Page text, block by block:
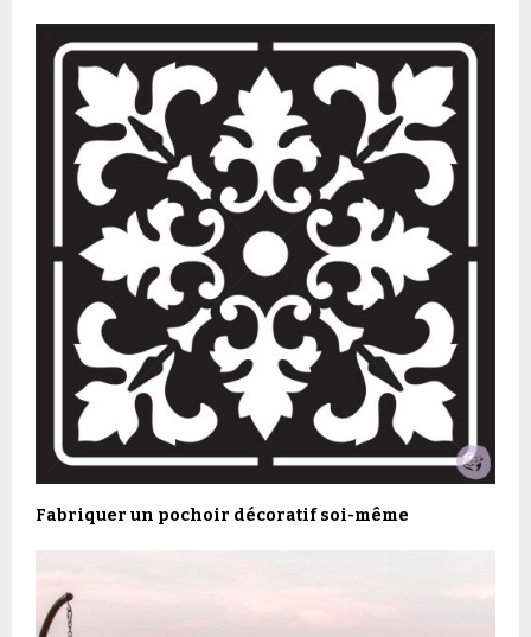
Fabriquer un pochoir décoratif soi-même